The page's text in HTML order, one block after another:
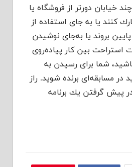
خیابان دورتر از فروشگاه یا
كنند یا به جای استفاده از
پایین بروند یا به‌جای نوشیدن
استراحت بین كار پیاده‌روی
شما برای رسیدن به
در مسابقه‌ای برنده شوید. راز
پیش گرفتن یك برنامه